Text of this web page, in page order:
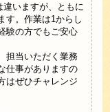
いますが、ともに
す。作業は1からし
験の方でもご安心
担当いただく業務
仕事がありますの
はぜひチャレンジ